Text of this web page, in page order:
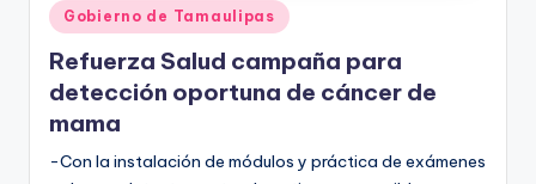
Publicado
en
Gobierno de Tamaulipas
Refuerza Salud campaña para
detección oportuna de cáncer de
mama
-Con la instalación de módulos y práctica de exámenes